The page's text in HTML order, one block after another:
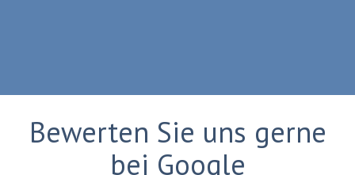
Bewerten Sie uns gerne
bei Google